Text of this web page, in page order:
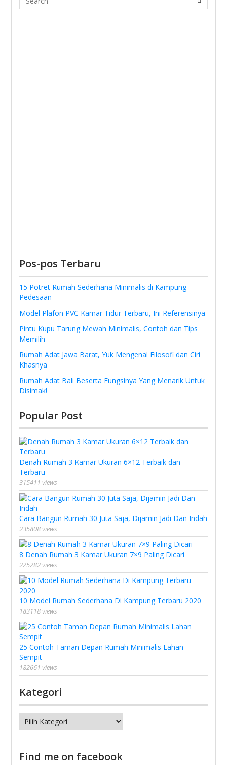
Pos-pos Terbaru
15 Potret Rumah Sederhana Minimalis di Kampung
Pedesaan
Model Plafon PVC Kamar Tidur Terbaru, Ini Referensinya
Pintu Kupu Tarung Mewah Minimalis, Contoh dan Tips
Memilih
Rumah Adat Jawa Barat, Yuk Mengenal Filosofi dan Ciri
Khasnya
Rumah Adat Bali Beserta Fungsinya Yang Menarik Untuk
Disimak!
Popular Post
Denah Rumah 3 Kamar Ukuran 6×12 Terbaik dan
Terbaru
315411 views
Cara Bangun Rumah 30 Juta Saja, Dijamin Jadi Dan Indah
235808 views
8 Denah Rumah 3 Kamar Ukuran 7×9 Paling Dicari
225282 views
10 Model Rumah Sederhana Di Kampung Terbaru 2020
183118 views
25 Contoh Taman Depan Rumah Minimalis Lahan
Sempit
182661 views
Kategori
Kategori
Find me on facebook